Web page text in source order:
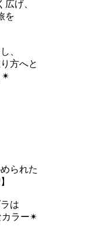
げ、
を
、
方へと
✴︎
られた
は
カラー✴︎